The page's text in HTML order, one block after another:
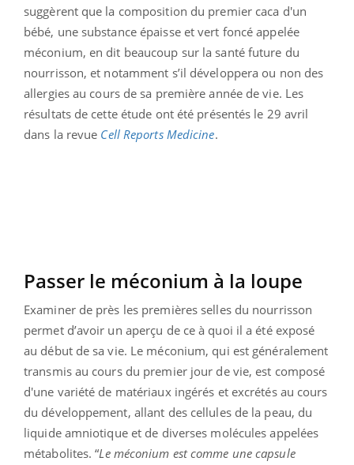
suggèrent que la composition du premier caca d'un
bébé, une substance épaisse et vert foncé appelée
méconium, en dit beaucoup sur la santé future du
nourrisson, et notamment s’il développera ou non des
allergies au cours de sa première année de vie. Les
résultats de cette étude ont été présentés le 29 avril
dans la revue Cell Reports Medicine.
Passer le méconium à la loupe
Examiner de près les premières selles du nourrisson
permet d’avoir un aperçu de ce à quoi il a été exposé
au début de sa vie. Le méconium, qui est généralement
transmis au cours du premier jour de vie, est composé
d'une variété de matériaux ingérés et excrétés au cours
du développement, allant des cellules de la peau, du
liquide amniotique et de diverses molécules appelées
métabolites. “Le méconium est comme une capsule